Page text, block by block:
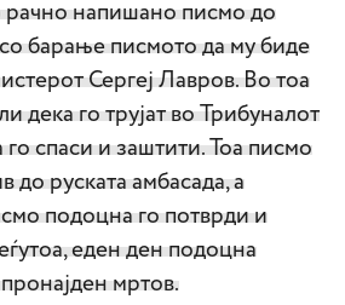
рачно напишано писмо до
со барање писмото да му биде
Сергеј Лавров. Во тоа
дека го трујат во Трибуналот
го спаси и заштити. Тоа писмо
до руската амбасада, а
подоцна го потврди и
еден ден подоцна
мртов.